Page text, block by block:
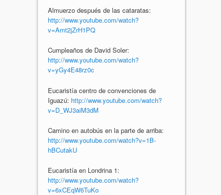
Almuerzo después de las cataratas:
http://www.youtube.com/watch?
v=Amt2jZrH1PQ
Cumpleaños de David Soler:
http://www.youtube.com/watch?
v=yGy4E48rz0c
Eucaristía centro de convenciones de
Iguazú: http://www.youtube.com/watch?
v=D_WJ3aiM3dM
Camino en autobús en la parte de arriba:
http://www.youtube.com/watch?v=1B-
hBCutakU
Eucaristía en Londrina 1:
http://www.youtube.com/watch?
v=6xCEqW6TuKo